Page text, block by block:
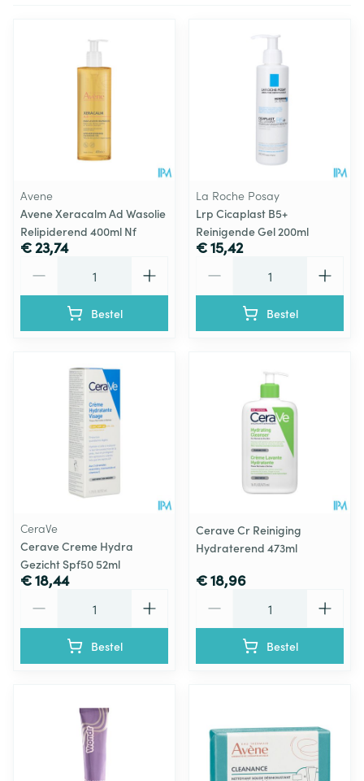
Avene
Avene Xeracalm Ad Wasolie
Relipiderend 400ml Nf
€ 23,74
Bestel
La Roche Posay
Lrp Cicaplast B5+
Reinigende Gel 200ml
€ 15,42
Bestel
CeraVe
Cerave Creme Hydra
Gezicht Spf50 52ml
€ 18,44
Bestel
Cerave Cr Reiniging
Hydraterend 473ml
€ 18,96
Bestel